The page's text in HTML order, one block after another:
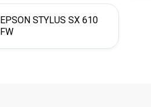
EPSON STYLUS SX 610
FW